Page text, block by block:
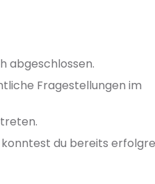
abgeschlossen.
Fragestellungen im
du bereits